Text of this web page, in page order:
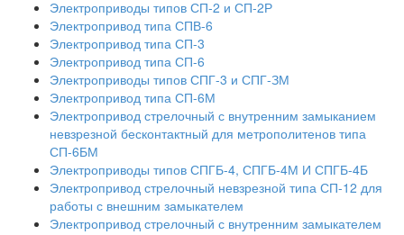
Электроприводы типов СП-2 и СП-2Р
Электропривод типа СПВ-6
Электропривод типа СП-3
Электропривод типа СП-6
Электроприводы типов СПГ-3 и СПГ-ЗМ
Электропривод типа СП-6М
Электропривод стрелочный с внутренним замыканием
невзрезной бесконтактный для метрополитенов типа
СП-6БМ
Электроприводы типов СПГБ-4, СПГБ-4М И СПГБ-4Б
Электропривод стрелочный невзрезной типа СП-12 для
работы с внешним замыкателем
Электропривод стрелочный с внутренним замыкателем